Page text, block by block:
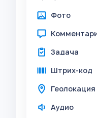
Фото
Задача
Штрих-код
Геолокация
Аудио